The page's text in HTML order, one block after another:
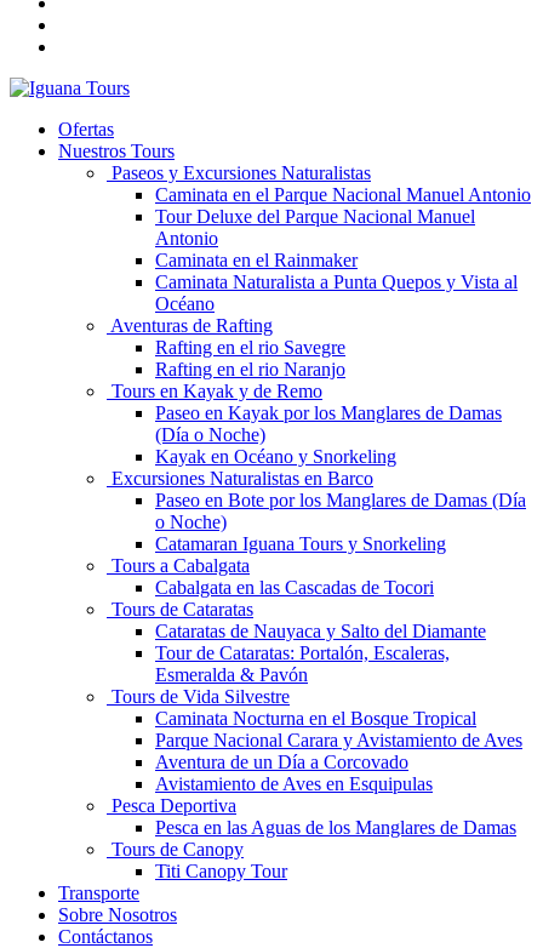
Ofertas
Nuestros Tours
Paseos y Excursiones Naturalistas
Caminata en el Parque Nacional Manuel Antonio
Tour Deluxe del Parque Nacional Manuel
Antonio
Caminata en el Rainmaker
Caminata Naturalista a Punta Quepos y Vista al
Océano
Aventuras de Rafting
Rafting en el rio Savegre
Rafting en el rio Naranjo
Tours en Kayak y de Remo
Paseo en Kayak por los Manglares de Damas
(Día o Noche)
Kayak en Océano y Snorkeling
Excursiones Naturalistas en Barco
Paseo en Bote por los Manglares de Damas (Día
o Noche)
Catamaran Iguana Tours y Snorkeling
Tours a Cabalgata
Cabalgata en las Cascadas de Tocori
Tours de Cataratas
Cataratas de Nauyaca y Salto del Diamante
Tour de Cataratas: Portalón, Escaleras,
Esmeralda & Pavón
Tours de Vida Silvestre
Caminata Nocturna en el Bosque Tropical
Parque Nacional Carara y Avistamiento de Aves
Aventura de un Día a Corcovado
Avistamiento de Aves en Esquipulas
Pesca Deportiva
Pesca en las Aguas de los Manglares de Damas
Tours de Canopy
Titi Canopy Tour
Transporte
Sobre Nosotros
Contáctanos